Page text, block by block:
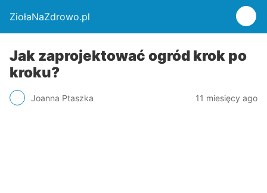
ZiołaNaZdrowo.pl
Jak zaprojektować ogród krok po
kroku?
Joanna Ptaszka 11 miesięcy ago